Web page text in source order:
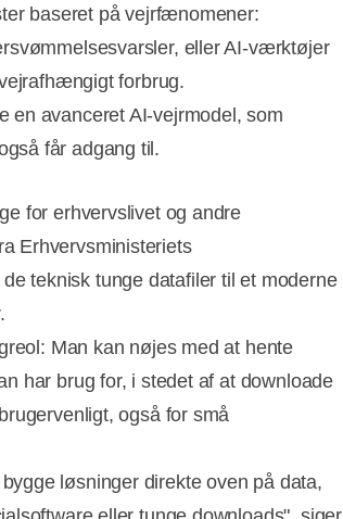
baseret på vejrfænomener:
eller AI-værktøjer
forbrug.
en avanceret AI-vejrmodel, som
får adgang til.
for erhvervslivet og andre
Erhvervsministeriets
teknisk tunge datafiler til et moderne
Man kan nøjes med at hente
har brug for, i stedet af at downloade
også for små
løsninger direkte oven på data,